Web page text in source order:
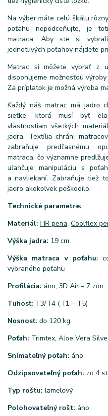
Na výber máte celú škálu
poťahu nepodceňujte, je
matraca. Aby ste si
jednotlivých poťahov nájdete
Matrac si môžete vybrať z
disponujeme možnosťou
Za príplatok je možná výroba
Každý náš matrac má jadro
sieťke, ktorá musí byť
vlastnostiam všetkých
jadra. Textília chráni
zabraňuje predčasnému
matraca, čo významne
uľahčuje manipuláciu s
a navliekaní. Zabraňuje tiež
jadro akokoľvek poškodilo.
Technické parametre:
Materiál: HR pena, Coolflex
Výška jadra: 19 cm
Výška matraca v poťahu:
vybraného poťahu
Profilácia: áno, 3D Air – 7 zón
Tuhosť: T3/T4 (T1 – T5)
Nosnosť: do 120 kg
Poťah: Trimtex, Aloe Vera
Snímateľný poťah: áno
Odzipsovateľný poťah: zo 4
Typ roštu: lamelový
Polohovateľný rošt: áno